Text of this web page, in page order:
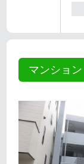
マンション